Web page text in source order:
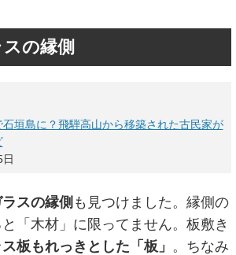
の縁側
石垣島に？飛騨高山から移築された古民家が
スの縁側 も見つけました。縁側の
「木材」に限ってません。板敷き
板もれっきとした「板」 。ちなみ